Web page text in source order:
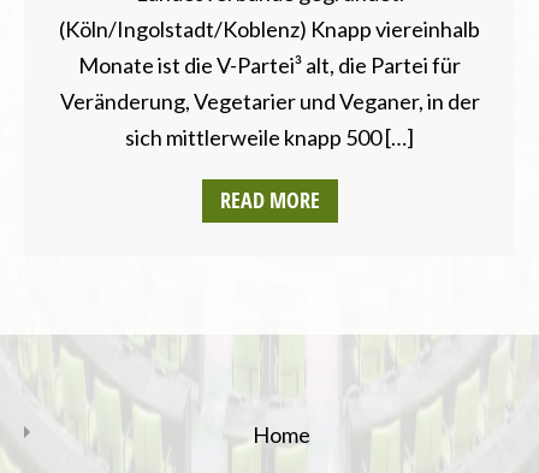
(Köln/Ingolstadt/Koblenz) Knapp viereinhalb
Monate ist die V-Partei³ alt, die Partei für
Veränderung, Vegetarier und Veganer, in der
sich mittlerweile knapp 500 […]
READ MORE
Home